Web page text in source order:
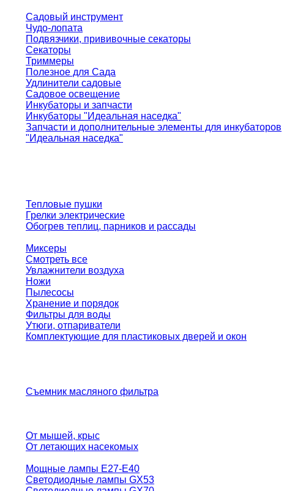
Садовый инструмент
Чудо-лопата
Подвязчики, прививочные секаторы
Секаторы
Триммеры
Полезное для Сада
Удлинители садовые
Садовое освещение
Инкубаторы и запчасти
Инкубаторы "Идеальная наседка"
Запчасти и дополнительные элементы для инкубаторов
"Идеальная наседка"
Тепловые пушки
Грелки электрические
Обогрев теплиц, парников и рассады
Миксеры
Смотреть все
Увлажнители воздуха
Ножи
Пылесосы
Хранение и порядок
Фильтры для воды
Утюги, отпариватели
Комплектующие для пластиковых дверей и окон
Съемник масляного фильтра
От мышей, крыс
От летающих насекомых
Мощные лампы E27-E40
Светодиодные лампы GX53